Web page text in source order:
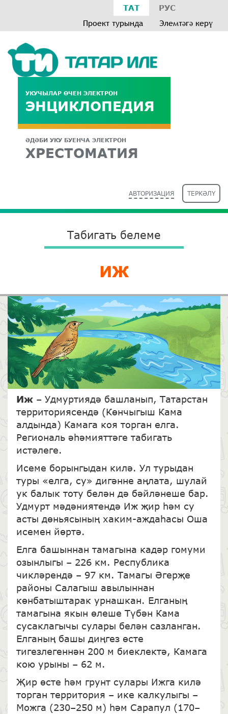
ТАТ РУС
Проект турында Элемтәгә керү
УКУЧЫЛАР ӨЧЕН ЭЛЕКТРОН
ЭНЦИКЛОПЕДИЯ
ӘДӘБИ УКУ БУЕНЧА ЭЛЕКТРОН
ХРЕСТОМАТИЯ
АВТОРИЗАЦИЯ ТЕРКӘЛҮ
Табигать белеме
ИЖ
Иж – Удмуртиядә башланып, Татарстан
территориясендә (Көнчыгыш Кама
алдында) Камага коя торган елга.
Региональ әһәмияттәге табигать
истәлеге.
Исеме борынгыдан килә. Ул турыдан
туры «елга, су» дигәнне аңлата, шулай
ук балык тоту белән дә бәйләнеше бар.
Удмурт мәдәниятендә Иж җир һәм су
асты дөньясының хаким-аждаһасы Оша
исемен йөртә.
Елга башыннан тамагына кадәр гомуми
озынлыгы – 226 км. Республика
чикләрендә – 97 км. Тамагы Әгерҗе
районы Салагыш авылыннан
көнбатыштарак урнашкан. Елганың
тамагына якын өлеше Түбән Кама
сусаклагычы сулары белән сазланган.
Елганың башы диңгез өсте
тигезлегеннән 200 м биеклектә, Камага
кою урыны – 62 м.
Җир өсте һәм грунт сулары Ижга килә
торган территория – ике калкулыгы –
Можга (230–250 м) һәм Сарапул (170–